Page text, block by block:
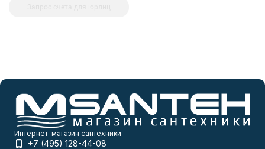
Интернет-магазин сантехники
+7 (495) 128-44-08